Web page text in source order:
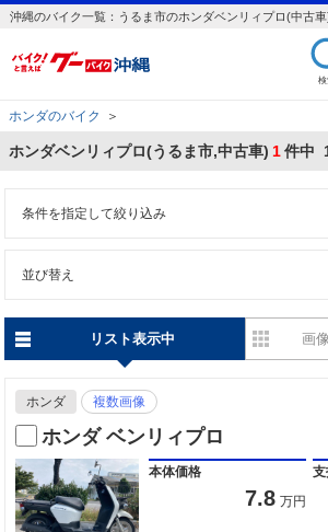
沖縄のバイク一覧：うるま市のホンダベンリィプロ(中古
ホンダのバイク ＞
ホンダベンリィプロ(うるま市,中古車) 1件中
条件を指定して絞り込み
並び替え
リスト表示中 画
ホンダ 複数画像
ホンダ ベンリィプロ
本体価格
7.8 万円